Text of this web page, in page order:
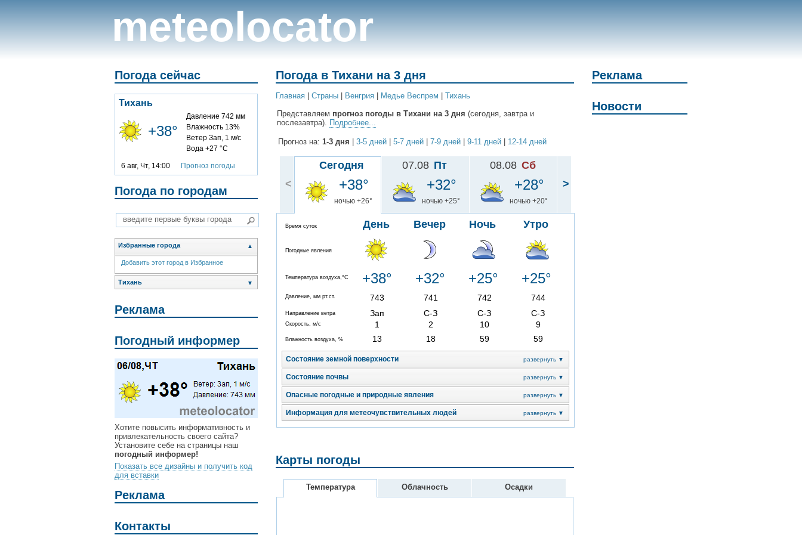
meteolocator
Погода сейчас
Тихань
+38°
Давление 742 мм
Влажность 13%
Ветер Зап, 1 м/с
Вода +27 °C
6 авг, Чт, 14:00 Прогноз погоды
Погода по городам
Избранные города ▲
Добавить этот город в Избранное
Тихань ▼
Реклама
Погодный информер
Хотите повысить информативность и
привлекательность своего сайта?
Установите себе на страницы наш
погодный информер!
Показать все дизайны и получить код
для вставки
Реклама
Контакты
Погода в Тихани на 3 дня
Главная Cтраны Венгрия Медье Веспрем
Тихань
Представляем прогноз погоды в Тихани на 3 дня (сегодня, завтра и
послезавтра). Подробнее...
Прогноз на: 1-3 дня 3-5 дней 5-7 дней 7-9 дней 9-11 дней 12-14 дней
<
Сегодня
+38°
ночью +26°
Время суток День Вечер Ночь Утро
Погодные явления
Температура воздуха,°C +38° +32° +25° +25°
Давление, мм рт.ст. 743 741 742 744
Направление ветра Зап С-З С-З С-З
Скорость, м/с 1 2 10 9
Влажность воздуха, % 13 18 59 59
Состояние земной поверхности развернуть ▼
Состояние почвы развернуть ▼
Опасные погодные и природные явления развернуть ▼
Информация для метеочувствительных людей развернуть ▼
07.08 Пт
+32°
ночью +25°
08.08 Сб
+28°
ночью +20°
>
Карты погоды
Температура Облачность Осадки
Реклама
Новости